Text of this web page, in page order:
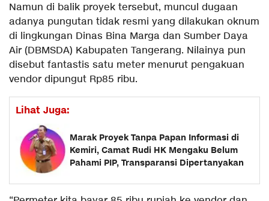
Namun di balik proyek tersebut, muncul dugaan
adanya pungutan tidak resmi yang dilakukan oknum
di lingkungan Dinas Bina Marga dan Sumber Daya
Air (DBMSDA) Kabupaten Tangerang. Nilainya pun
disebut fantastis satu meter menurut pengakuan
vendor dipungut Rp85 ribu.
Lihat Juga:
Marak Proyek Tanpa Papan Informasi di
Kemiri, Camat Rudi HK Mengaku Belum
Pahami PIP, Transparansi Dipertanyakan